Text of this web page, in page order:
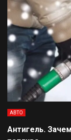
АВТО
Антигель.